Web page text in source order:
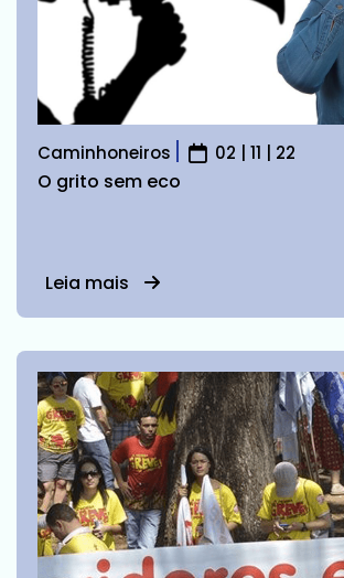
Caminhoneiros 02 | 11 | 22
O grito sem eco
Leia mais